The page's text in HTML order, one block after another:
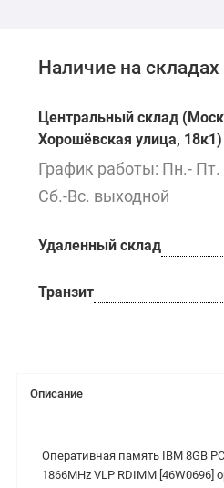
Наличие на складах
Центральный склад
Хорошёвская улица, 18к1)
График работы: Пн.- Пт.
Сб.-Вс. выходной
Удаленный склад
Транзит
Описание
Оперативная память IBM 8GB
1866MHz VLP RDIMM